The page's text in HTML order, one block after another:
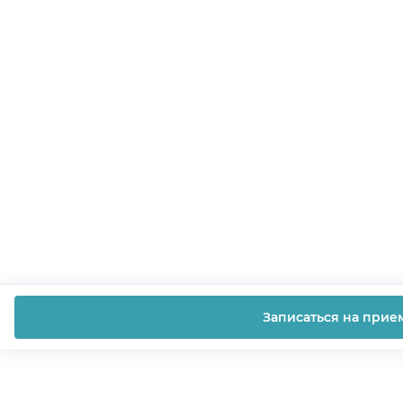
Записаться на